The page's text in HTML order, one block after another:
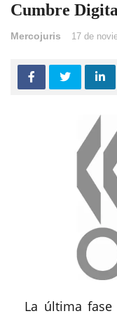
Cumbre
Mercojuris 17 de
La última